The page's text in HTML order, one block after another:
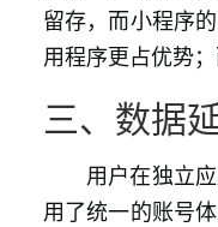
留存，而小程序
用程序更占优势
三、数据
用户在独立
用了统一的账号